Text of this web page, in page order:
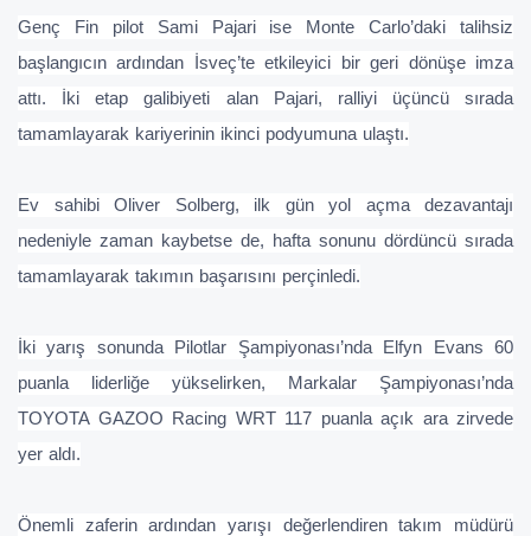
Genç Fin pilot Sami Pajari ise Monte Carlo’daki talihsiz
başlangıcın ardından İsveç’te etkileyici bir geri dönüşe imza
attı. İki etap galibiyeti alan Pajari, ralliyi üçüncü sırada
tamamlayarak kariyerinin ikinci podyumuna ulaştı.
Ev sahibi Oliver Solberg, ilk gün yol açma dezavantajı
nedeniyle zaman kaybetse de, hafta sonunu dördüncü sırada
tamamlayarak takımın başarısını perçinledi.
İki yarış sonunda Pilotlar Şampiyonası’nda Elfyn Evans 60
puanla liderliğe yükselirken, Markalar Şampiyonası’nda
TOYOTA GAZOO Racing WRT 117 puanla açık ara zirvede
yer aldı.
Önemli zaferin ardından yarışı değerlendiren takım müdürü